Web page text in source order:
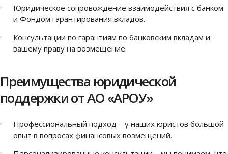
Юридическое сопровождение взаимодействия с банком
и Фондом гарантирования вкладов.
Консультации по гарантиям по банковским вкладам и
вашему праву на возмещение.
Преимущества юридической
поддержки от АО «АРОУ»
Профессиональный подход – у наших юристов большой
опыт в вопросах финансовых возмещений.